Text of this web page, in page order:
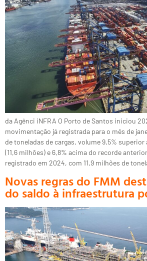
da Agênci iNFRA O Porto de Santos iniciou
movimentação já registrada para o mês de
de toneladas de cargas, volume 9,5% superior
(11,6 milhões) e 6,8% acima do recorde
registrado em 2024, com 11,9 milhões de
Novas regras do FMM
do saldo à infraestrutura